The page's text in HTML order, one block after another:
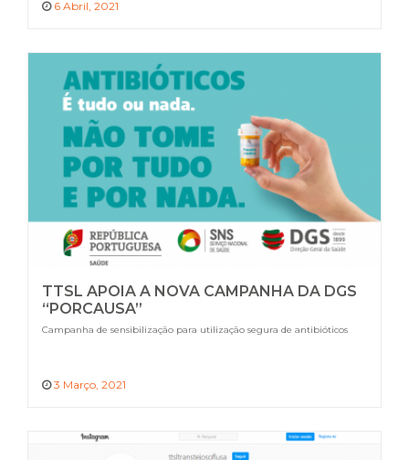
6 Abril, 2021
TTSL APOIA A NOVA CAMPANHA DA DGS
“PORCAUSA”
Campanha de sensibilização para utilização segura de antibióticos
3 Março, 2021